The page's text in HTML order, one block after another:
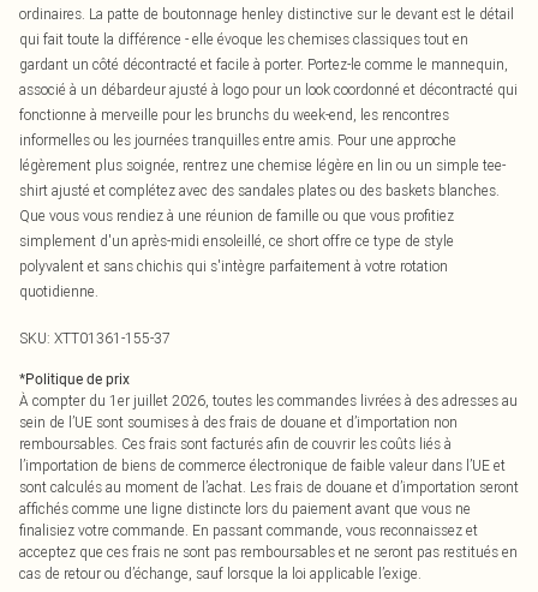
ordinaires. La patte de boutonnage henley distinctive sur le devant est le détail
qui fait toute la différence - elle évoque les chemises classiques tout en
gardant un côté décontracté et facile à porter. Portez-le comme le mannequin,
associé à un débardeur ajusté à logo pour un look coordonné et décontracté qui
fonctionne à merveille pour les brunchs du week-end, les rencontres
informelles ou les journées tranquilles entre amis. Pour une approche
légèrement plus soignée, rentrez une chemise légère en lin ou un simple tee-
shirt ajusté et complétez avec des sandales plates ou des baskets blanches.
Que vous vous rendiez à une réunion de famille ou que vous profitiez
simplement d'un après-midi ensoleillé, ce short offre ce type de style
polyvalent et sans chichis qui s'intègre parfaitement à votre rotation
quotidienne.
SKU: XTT01361-155-37
*Politique de prix
À compter du 1er juillet 2026, toutes les commandes livrées à des adresses au
sein de l’UE sont soumises à des frais de douane et d’importation non
remboursables. Ces frais sont facturés afin de couvrir les coûts liés à
l’importation de biens de commerce électronique de faible valeur dans l’UE et
sont calculés au moment de l’achat. Les frais de douane et d’importation seront
affichés comme une ligne distincte lors du paiement avant que vous ne
finalisiez votre commande. En passant commande, vous reconnaissez et
acceptez que ces frais ne sont pas remboursables et ne seront pas restitués en
cas de retour ou d’échange, sauf lorsque la loi applicable l’exige.